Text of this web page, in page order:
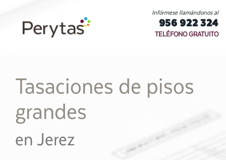
Infórmese llamándonos al
956 922 324
TELÉFONO GRATUITO
Tasaciones de pisos
grandes
en Jerez